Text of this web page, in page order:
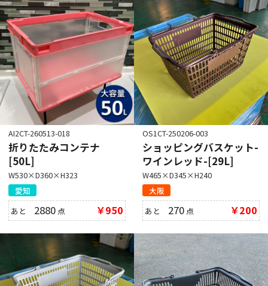
AI2CT-260513-018
折りたたみコンテナ
[50L]
W530×D360×H323
愛知
あと 2880 点 ￥950
OS1CT-250206-003
ショッピングバスケット-
ワインレッド-[29L]
W465×D345×H240
大阪
あと 270 点 ￥200